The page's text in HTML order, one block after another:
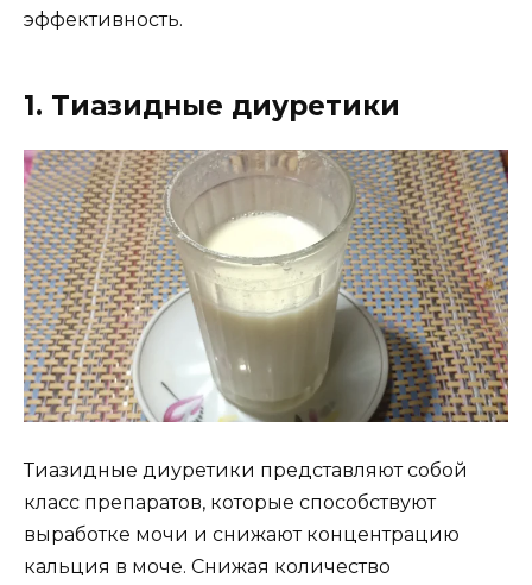
эффективность.
1. Тиазидные диуретики
Тиазидные диуретики представляют собой
класс препаратов, которые способствуют
выработке мочи и снижают концентрацию
кальция в моче. Снижая количество